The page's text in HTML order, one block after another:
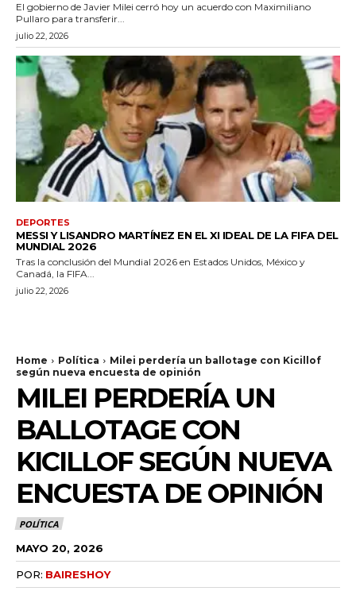
El gobierno de Javier Milei cerró hoy un acuerdo con Maximiliano
Pullaro para transferir...
julio 22, 2026
DEPORTES
MESSI Y LISANDRO MARTÍNEZ EN EL XI IDEAL DE LA FIFA DEL
MUNDIAL 2026
Tras la conclusión del Mundial 2026 en Estados Unidos, México y
Canadá, la FIFA...
julio 22, 2026